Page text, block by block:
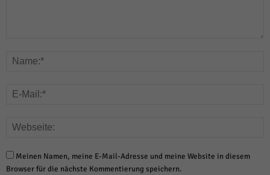
Meinen Namen, meine E-Mail-Adresse und meine Website in diesem
Browser für die nächste Kommentierung speichern.